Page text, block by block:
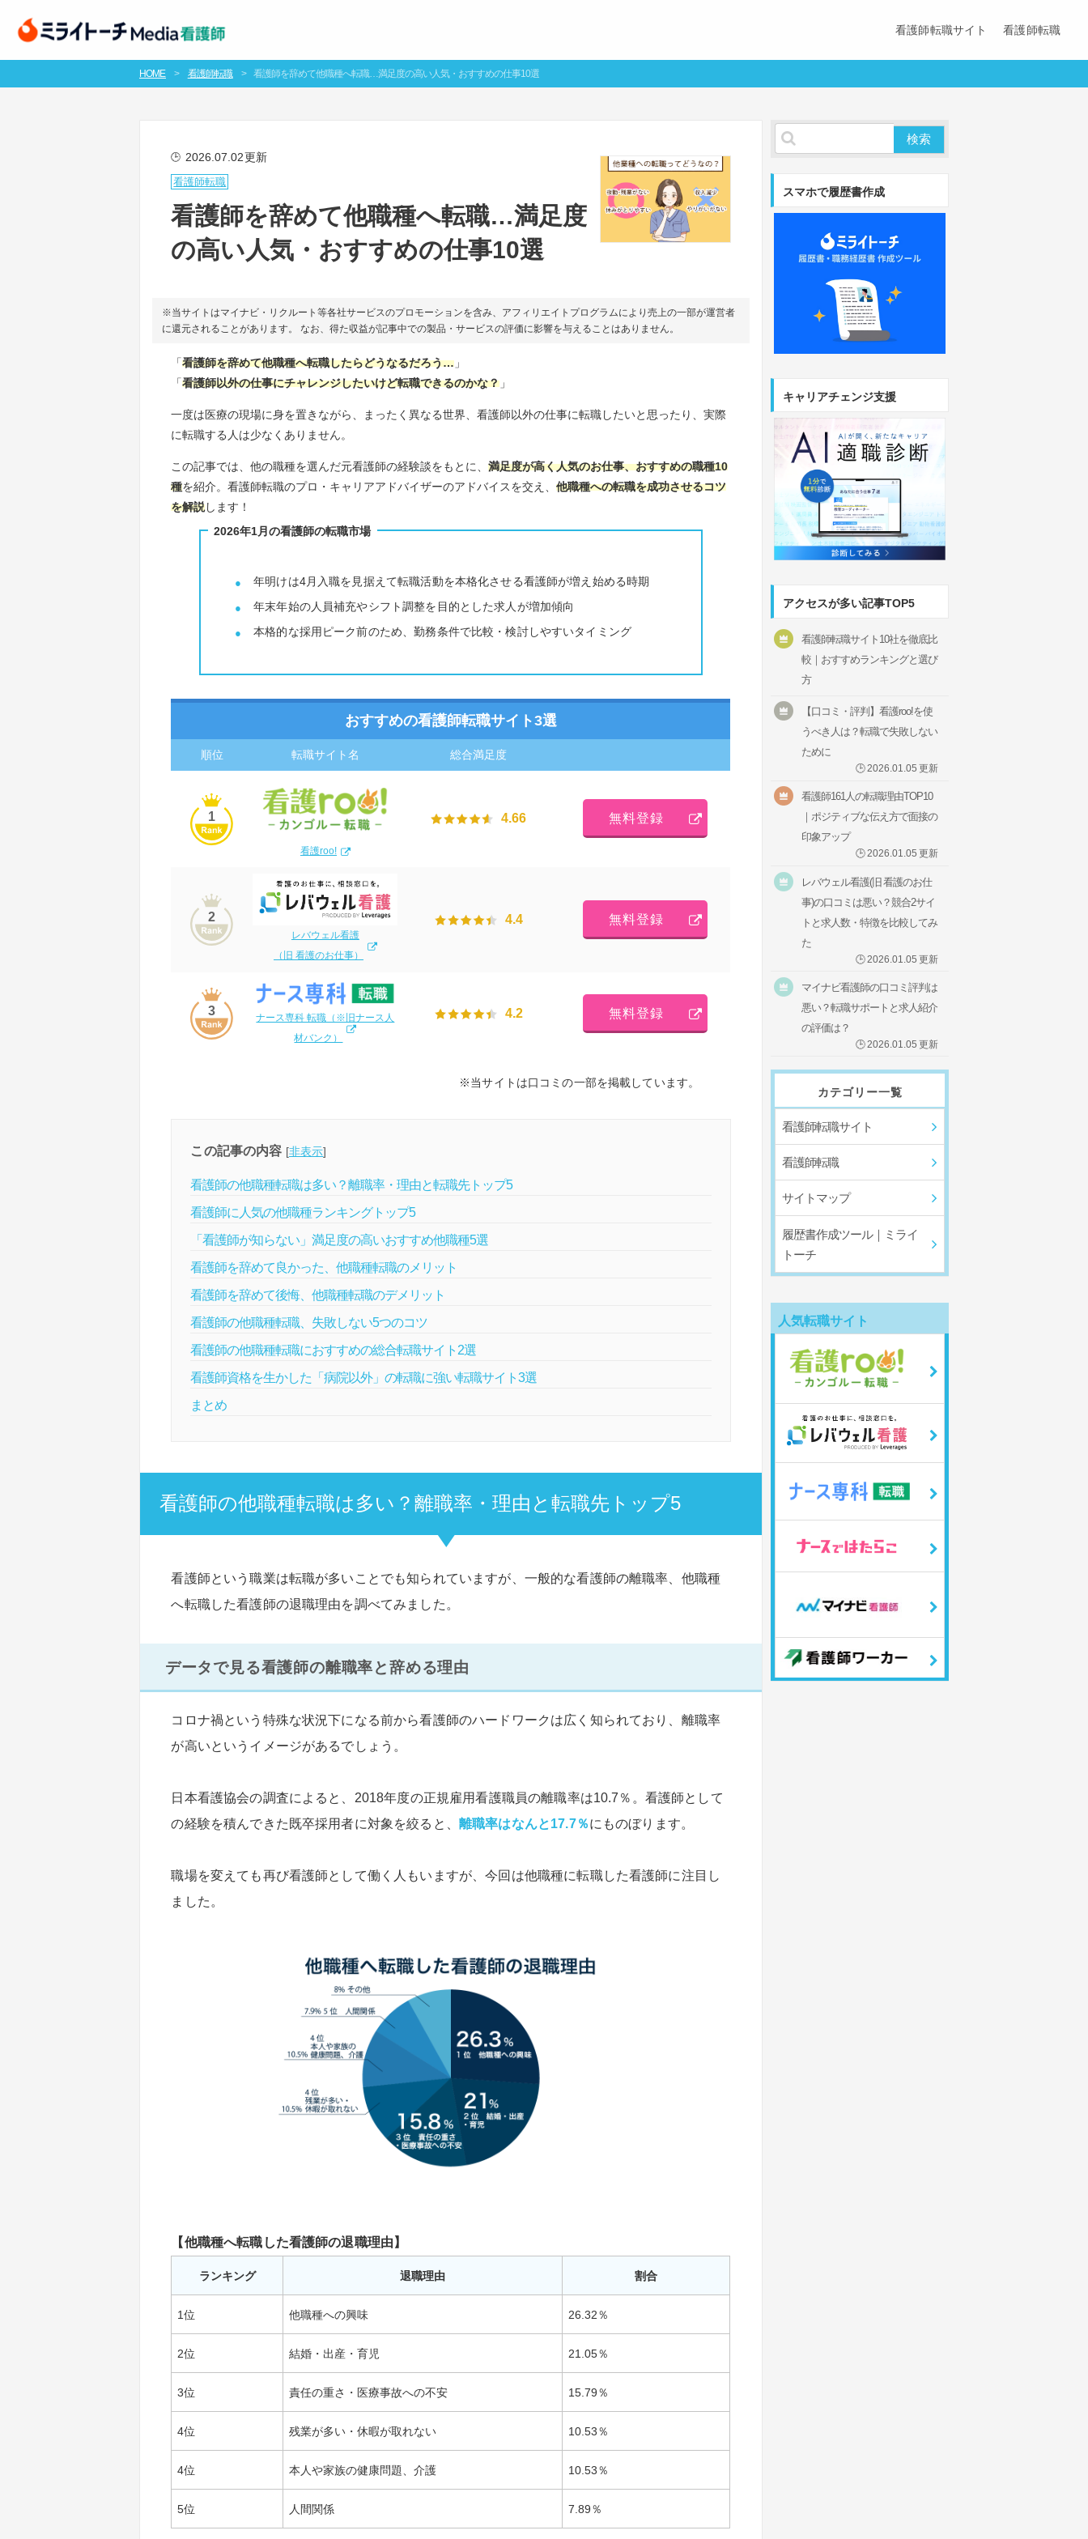
看護師転職サイト 看護師転職
HOME 看護師転職 看護師を辞めて他職種へ転職…満足度の高い人気・おすすめの仕事10選
🕒 2026.07.02更新
看護師転職
看護師を辞めて他職種へ転職…満足度
の高い人気・おすすめの仕事10選
※当サイトはマイナビ・リクルート等各社サービスのプロモーションを含み、アフィリエイトプログラムにより売上の一部が運営者
に還元されることがあります。 なお、得た収益が記事中での製品・サービスの評価に影響を与えることはありません。
「看護師を辞めて他職種へ転職したらどうなるだろう… 」
「看護師以外の仕事にチャレンジしたいけど転職できるのかな？ 」
一度は医療の現場に身を置きながら、まったく異なる世界、看護師以外の仕事に転職したいと思ったり、実際
に転職する人は少なくありません。
この記事では、他の職種を選んだ元看護師の経験談をもとに、満足度が高く人気のお仕事、おすすめの職種10
種を紹介。看護師転職のプロ・キャリアアドバイザーのアドバイスを交え、他職種への転職を成功させるコツ
を解説します！
2026年1月の看護師の転職市場
年明けは4月入職を見据えて転職活動を本格化させる看護師が増え始める時期
年末年始の人員補充やシフト調整を目的とした求人が増加傾向
本格的な採用ピーク前のため、勤務条件で比較・検討しやすいタイミング
おすすめの看護師転職サイト3選
順位 転職サイト名 総合満足度
1
看護roo!
4.66 無料登録
2
レバウェル看護
（旧 看護のお仕事）
4.4 無料登録
3
ナース専科 転職（※旧ナース人
材バンク）
4.2 無料登録
※当サイトは口コミの一部を掲載しています。
この記事の内容 [非表示]
看護師の他職種転職は多い？離職率・理由と転職先トップ5
看護師に人気の他職種ランキングトップ5
「看護師が知らない」満足度の高いおすすめ他職種5選
看護師を辞めて良かった、他職種転職のメリット
看護師を辞めて後悔、他職種転職のデメリット
看護師の他職種転職、失敗しない5つのコツ
看護師の他職種転職におすすめの総合転職サイト2選
看護師資格を生かした「病院以外」の転職に強い転職サイト3選
まとめ
看護師の他職種転職は多い？離職率・理由と転職先トップ5
看護師という職業は転職が多いことでも知られていますが、一般的な看護師の離職率、他職種
へ転職した看護師の退職理由を調べてみました。
データで見る看護師の離職率と辞める理由
コロナ禍という特殊な状況下になる前から看護師のハードワークは広く知られており、離職率
が高いというイメージがあるでしょう。
日本看護協会の調査によると、2018年度の正規雇用看護職員の離職率は10.7％。看護師として
の経験を積んできた既卒採用者に対象を絞ると、 離職率はなんと17.7％にものぼります。
職場を変えても再び看護師として働く人もいますが、今回は他職種に転職した看護師に注目し
ました。
【他職種へ転職した看護師の退職理由】
ランキング 退職理由 割合
1位 他職種への興味 26.32％
2位 結婚・出産・育児 21.05％
3位 責任の重さ・医療事故への不安 15.79％
4位 残業が多い・休暇が取れない 10.53％
4位 本人や家族の健康問題、介護 10.53％
5位 人間関係 7.89％
スマホで履歴書作成
キャリアチェンジ支援
アクセスが多い記事TOP5
看護師転職サイト10社を徹底比
較｜おすすめランキングと選び
方
【口コミ・評判】看護roo!を使
うべき人は？転職で失敗しない
ために
🕒2026.01.05 更新
看護師161人の転職理由TOP10
｜ポジティブな伝え方で面接の
印象アップ
🕒2026.01.05 更新
レバウェル看護(旧 看護のお仕
事)の口コミは悪い？競合2サイ
トと求人数・特徴を比較してみ
た
🕒 2026.01.05 更新
マイナビ看護師の口コミ評判は
悪い？転職サポートと求人紹介
の評価は？
🕒2026.01.05 更新
カテゴリー一覧
看護師転職サイト
看護師転職
サイトマップ
履歴書作成ツール｜ミライ
トーチ
人気転職サイト